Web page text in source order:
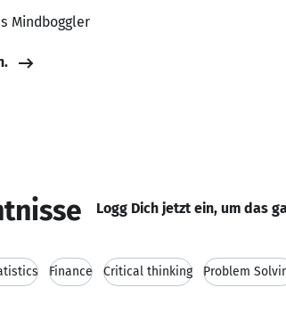
Mindboggler
Logg Dich jetzt ein, um das
Finance Critical thinking Problem